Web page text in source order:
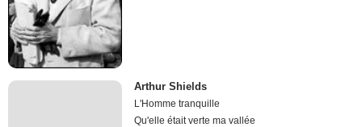
Arthur Shields
L'Homme tranquille
Qu'elle était verte ma vallée